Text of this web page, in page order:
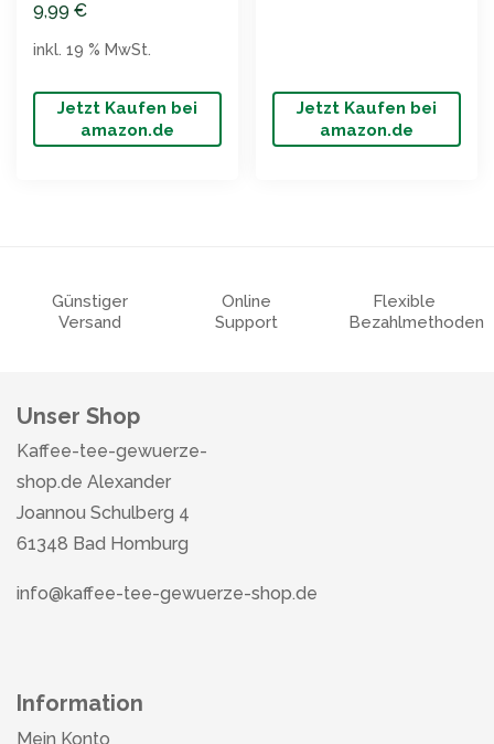
Pack
9,99 €
Jetzt Kaufen bei
amazon.de
inkl. 19 % MwSt.
Jetzt Kaufen bei
amazon.de
Günstiger
Versand
Online
Support
Flexible
Bezahlmethoden
Unser Shop
Kaffee-tee-gewuerze-
shop.de Alexander
Joannou Schulberg 4
61348 Bad Homburg
info@kaffee-tee-gewuerze-shop.de
Information
Mein Konto